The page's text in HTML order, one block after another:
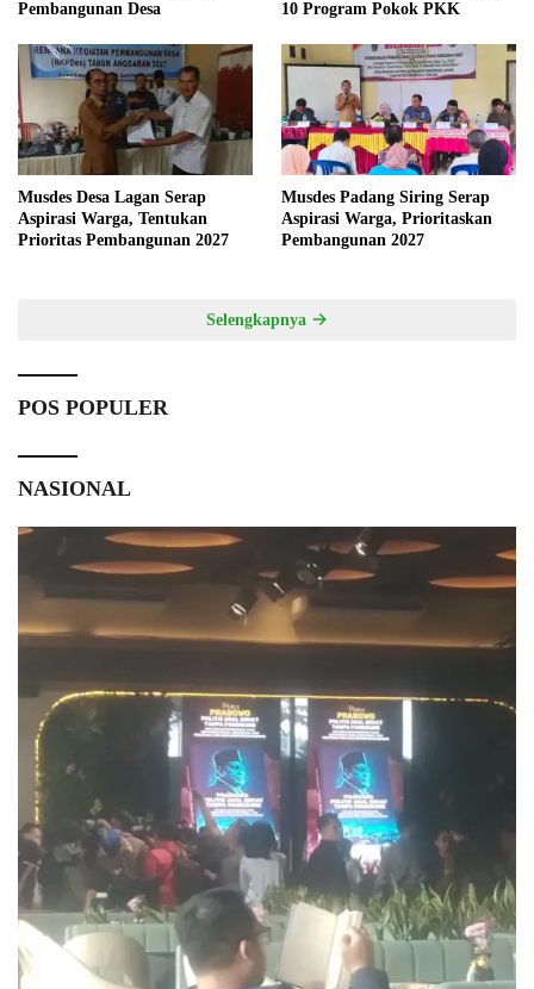
Pembangunan Desa
10 Program Pokok PKK
Musdes Desa Lagan Serap
Aspirasi Warga, Tentukan
Prioritas Pembangunan 2027
Musdes Padang Siring Serap
Aspirasi Warga, Prioritaskan
Pembangunan 2027
Selengkapnya
POS POPULER
NASIONAL